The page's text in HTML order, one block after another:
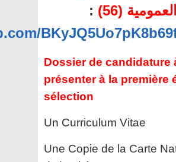
العمومية (56)
:
Dossier de candidature
présenter à la première
sélection
Un Curriculum Vitae
Une Copie de la Carte